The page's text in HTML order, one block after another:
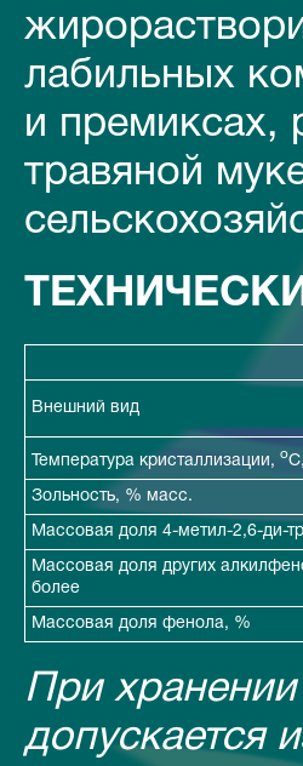
лабильных
и премиксах,
травяной
Внешний вид
Температура кристаллизации, o
Зольность, % масс.
Массовая доля 4-метил-2,6-ди-
Массовая доля других
более
Массовая доля фенола, %
При
допускается